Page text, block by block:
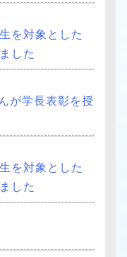
を対象とした
した
が学長表彰を授
を対象とした
した